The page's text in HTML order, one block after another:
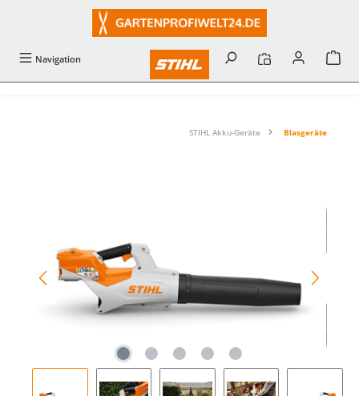
Navigation
STIHL Akku-Geräte Blasgeräte